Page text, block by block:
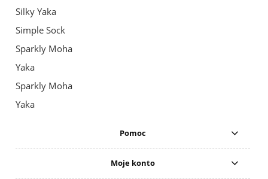
Silky Yaka
Simple Sock
Sparkly Moha
Yaka
Sparkly Moha
Yaka
Pomoc
Moje konto